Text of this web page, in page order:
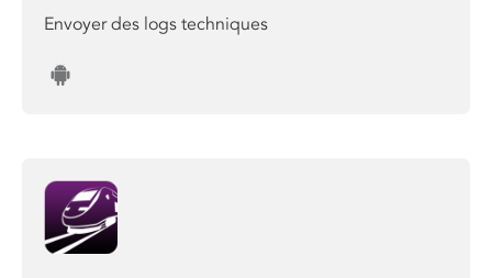
Envoyer des logs techniques